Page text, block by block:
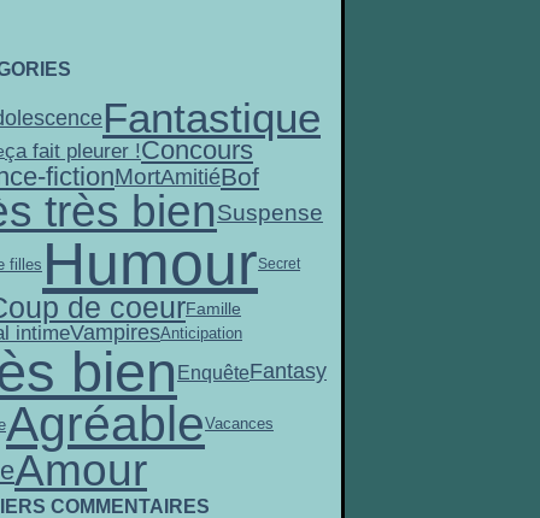
Fantastique
ça fait pleurer !Concours
fictionMortAmitiéBof
très bienSuspense
filles HumourSecret
de coeurFamille
intimeVampiresAnticipation
bien EnquêteFantasy
AgréableVacances
Amour
COMMENTAIRES